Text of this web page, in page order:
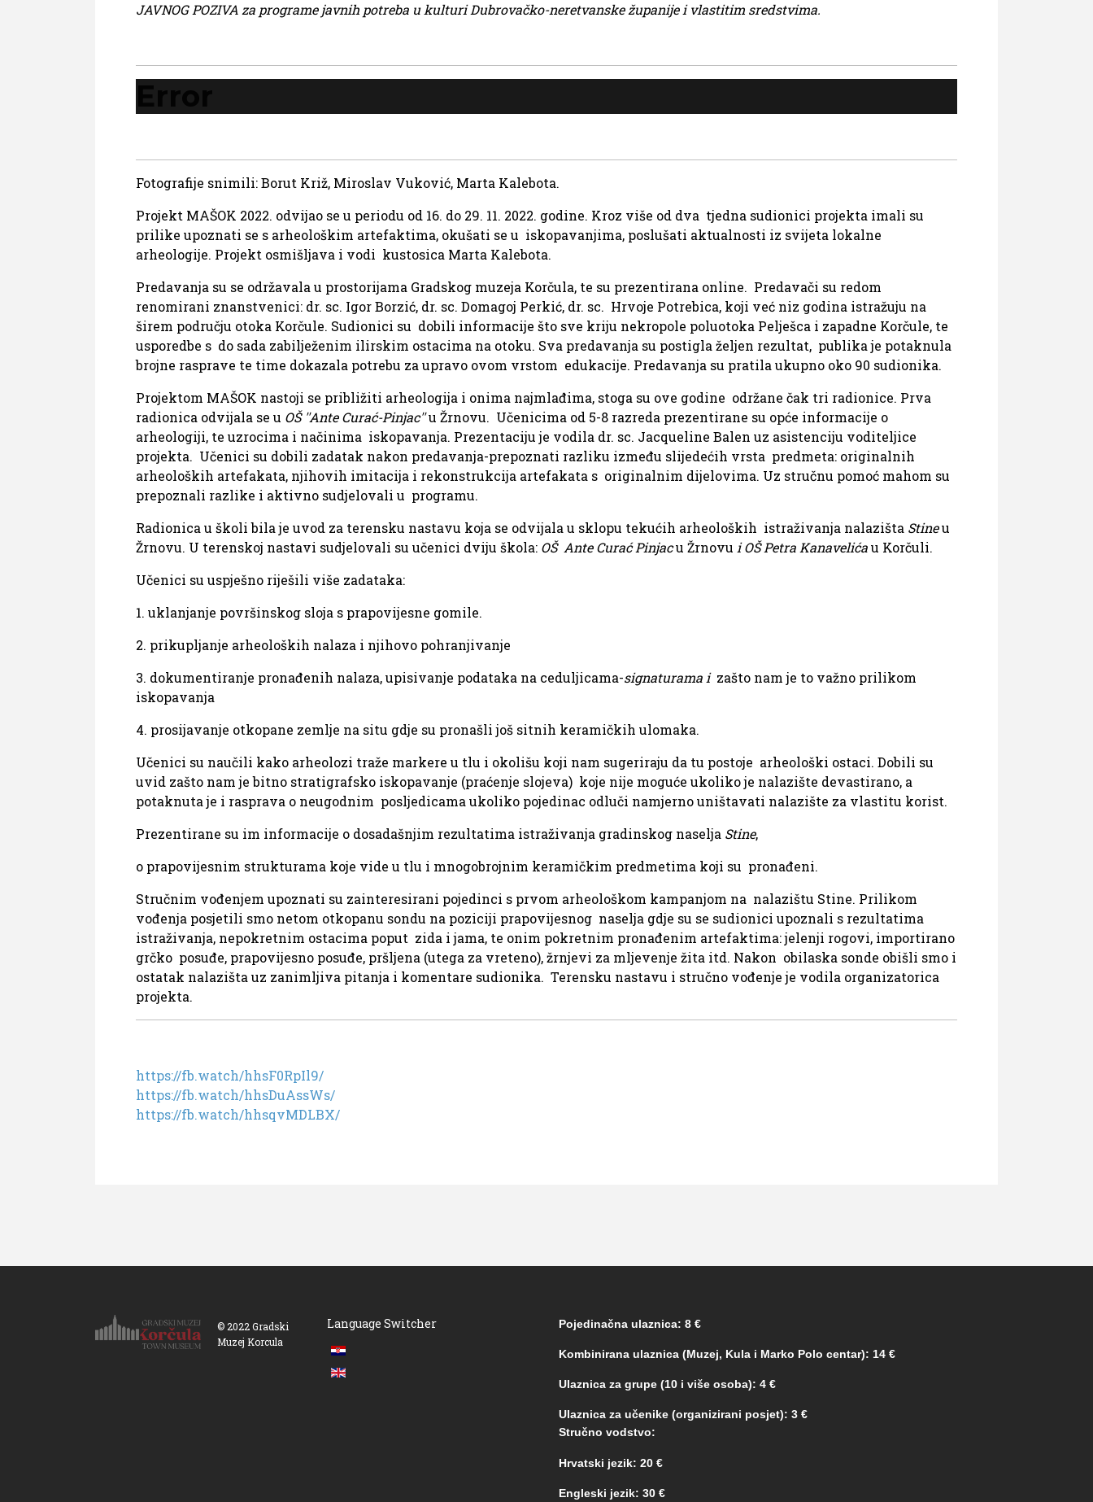
JAVNOG POZIVA za programe javnih potreba u kulturi Dubrovačko-neretvanske županije i vlastitim sredstvima.
Fotografije snimili: Borut Križ, Miroslav Vuković, Marta Kalebota.
Projekt MAŠOK 2022. odvijao se u periodu od 16. do 29. 11. 2022. godine. Kroz više od dva tjedna sudionici projekta imali su
prilike upoznati se s arheološkim artefaktima, okušati se u iskopavanjima, poslušati aktualnosti iz svijeta lokalne
arheologije. Projekt osmišljava i vodi kustosica Marta Kalebota.
Predavanja su se održavala u prostorijama Gradskog muzeja Korčula, te su prezentirana online. Predavači su redom
renomirani znanstvenici: dr. sc. Igor Borzić, dr. sc. Domagoj Perkić, dr. sc. Hrvoje Potrebica, koji već niz godina istražuju na
širem području otoka Korčule. Sudionici su dobili informacije što sve kriju nekropole poluotoka Pelješca i zapadne Korčule, te
usporedbe s do sada zabilježenim ilirskim ostacima na otoku. Sva predavanja su postigla željen rezultat, publika je potaknula
brojne rasprave te time dokazala potrebu za upravo ovom vrstom edukacije. Predavanja su pratila ukupno oko 90 sudionika.
Projektom MAŠOK nastoji se približiti arheologija i onima najmlađima, stoga su ove godine održane čak tri radionice. Prva
radionica odvijala se u OŠ ''Ante Curać-Pinjac''u Žrnovu. Učenicima od 5-8 razreda prezentirane su opće informacije o
arheologiji, te uzrocima i načinima iskopavanja. Prezentaciju je vodila dr. sc. Jacqueline Balen uz asistenciju voditeljice
projekta. Učenici su dobili zadatak nakon predavanja-prepoznati razliku između slijedećih vrsta predmeta: originalnih
arheoloških artefakata, njihovih imitacija i rekonstrukcija artefakata s originalnim dijelovima. Uz stručnu pomoć mahom su
prepoznali razlike i aktivno sudjelovali u programu.
Radionica u školi bila je uvod za terensku nastavu koja se odvijala u sklopu tekućih arheoloških istraživanja nalazišta Stineu
Žrnovu. U terenskoj nastavi sudjelovali su učenici dviju škola: OŠ Ante Curać Pinjacu Žrnovu i OŠ Petra Kanavelićau Korčuli.
Učenici su uspješno riješili više zadataka:
1. uklanjanje površinskog sloja s prapovijesne gomile.
2. prikupljanje arheoloških nalaza i njihovo pohranjivanje
3. dokumentiranje pronađenih nalaza, upisivanje podataka na ceduljicama-signaturama i zašto nam je to važno prilikom
iskopavanja
4. prosijavanje otkopane zemlje na situ gdje su pronašli još sitnih keramičkih ulomaka.
Učenici su naučili kako arheolozi traže markere u tlu i okolišu koji nam sugeriraju da tu postoje arheološki ostaci. Dobili su
uvid zašto nam je bitno stratigrafsko iskopavanje (praćenje slojeva) koje nije moguće ukoliko je nalazište devastirano, a
potaknuta je i rasprava o neugodnim posljedicama ukoliko pojedinac odluči namjerno uništavati nalazište za vlastitu korist.
Prezentirane su im informacije o dosadašnjim rezultatima istraživanja gradinskog naselja Stine,
o prapovijesnim strukturama koje vide u tlu i mnogobrojnim keramičkim predmetima koji su pronađeni.
Stručnim vođenjem upoznati su zainteresirani pojedinci s prvom arheološkom kampanjom na nalazištu Stine. Prilikom
vođenja posjetili smo netom otkopanu sondu na poziciji prapovijesnog naselja gdje su se sudionici upoznali s rezultatima
istraživanja, nepokretnim ostacima poput zida i jama, te onim pokretnim pronađenim artefaktima: jelenji rogovi, importirano
grčko posuđe, prapovijesno posuđe, pršljena (utega za vreteno), žrnjevi za mljevenje žita itd. Nakon obilaska sonde obišli smo i
ostatak nalazišta uz zanimljiva pitanja i komentare sudionika. Terensku nastavu i stručno vođenje je vodila organizatorica
projekta.
https://fb.watch/hhsF0RpIl9/
https://fb.watch/hhsDuAssWs/
https://fb.watch/hhsqvMDLBX/
© 2022 Gradski
Muzej Korcula
Language Switcher Pojedinačna ulaznica: 8 €
Kombinirana ulaznica (Muzej, Kula i Marko Polo centar): 14 €
Ulaznica za grupe (10 i više osoba): 4 €
Ulaznica za učenike (organizirani posjet): 3 €
Stručno vodstvo:
Hrvatski jezik: 20 €
Engleski jezik: 30 €